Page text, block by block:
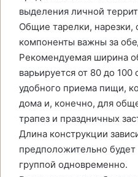
выделения личной
Общие тарелки, нарезки,
компоненты важны за
Рекомендуемая ширина
варьируется от 80 до
удобного приема пищи,
дома и, конечно, для
трапез и праздничных
Длина конструкции
предположительно будет
группой одновременно.